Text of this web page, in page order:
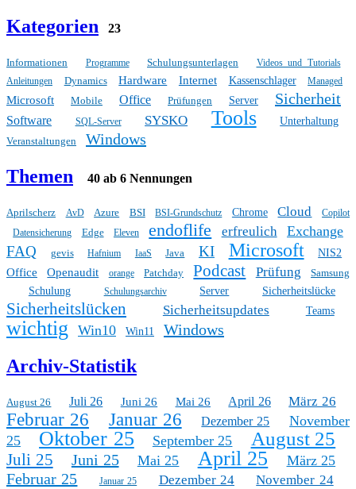
Kategorien 23
Informationen Programme Schulungsunterlagen
Videos und Tutorials
Anleitungen
Dynamics Hardware Internet Kassenschlager Managed
Microsoft Mobile Office Prüfungen Server Sicherheit
Software SQL-Server SYSKO Tools
Unterhaltung
Veranstaltungen
Windows
Themen 40 ab 6 Nennungen
Aprilscherz AvD Azure BSI BSI-Grundschutz Chrome Cloud
Copilot
Datensicherung
Edge Eleven endoflife erfreulich Exchange
FAQ gevis Hafnium IaaS Java KI Microsoft NIS2
Office Openaudit orange Patchday Podcast Prüfung
Samsung
Schulung
Schulungsarchiv Server Sicherheitslücke
Sicherheitslücken Sicherheitsupdates Teams
wichtig Win10 Win11 Windows
Archiv-Statistik
August 26 Juli 26 Juni 26 Mai 26 April 26 März 26
Februar 26 Januar 26 Dezember 25
November
25
Oktober 25 September 25 August 25
Juli 25 Juni 25 Mai 25 April 25 März 25
Februar 25 Januar 25 Dezember 24 November 24